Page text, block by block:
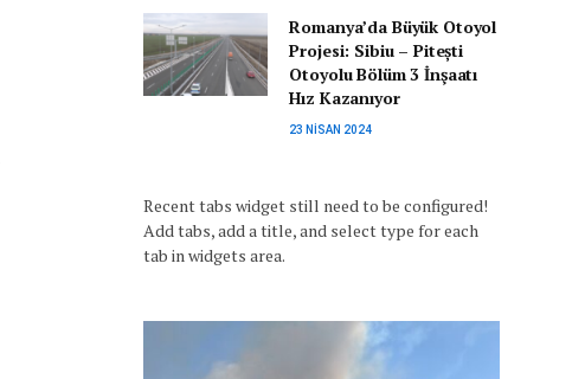
Romanya’da Büyük Otoyol
Projesi: Sibiu – Pitești
Otoyolu Bölüm 3 İnşaatı
Hız Kazanıyor
23 NISAN 2024
Recent tabs widget still need to be configured!
Add tabs, add a title, and select type for each
tab in widgets area.